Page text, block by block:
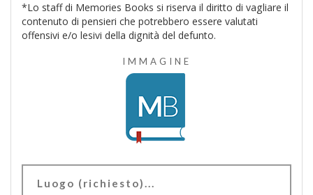
*Lo staff di Memories Books si riserva il diritto di vagliare il
contenuto di pensieri che potrebbero essere valutati
offensivi e/o lesivi della dignità del defunto.
IMMAGINE